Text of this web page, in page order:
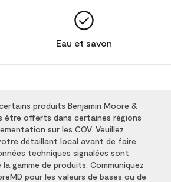
Eau et savon
produits Benjamin Moore &
être offerts dans certaines régions
sur les COV. Veuillez
détaillant local avant de faire
techniques signalées sont
gamme de produits. Communiquez
pour les valeurs de bases ou de